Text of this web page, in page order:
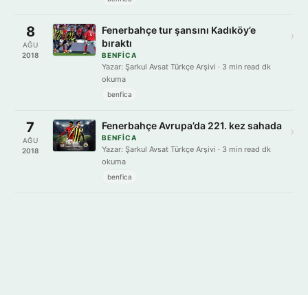
8
AĞU
2018
Fenerbahçe tur şansını Kadıköy’e
bıraktı
BENFICA
Yazar: Şarkul Avsat Türkçe Arşivi · 3 min read dk
okuma
benfica
›
7
AĞU
2018
Fenerbahçe Avrupa’da 221. kez sahada
BENFICA
Yazar: Şarkul Avsat Türkçe Arşivi · 3 min read dk
okuma
benfica
›